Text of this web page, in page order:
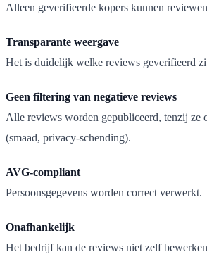
Alleen geverifieerde kopers kunnen
Transparante weergave
Het is duidelijk welke reviews geverifieerd
Geen filtering van negatieve reviews
Alle reviews worden gepubliceerd, tenzij ze
(smaad, privacy-schending).
AVG-compliant
Persoonsgegevens worden correct verwerkt.
Onafhankelijk
Het bedrijf kan de reviews niet zelf